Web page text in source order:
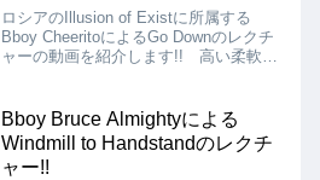
ロシアのIllusion of Existに所属する
Bboy CheeritoによるGo Downのレクチ
ャーの動画を紹介します!! 高い柔軟性
で個性の光るGo Downの入り方を教え
てくれています!!
Bboy Bruce Almightyによる
Windmill to Handstandのレクチ
ャー!!